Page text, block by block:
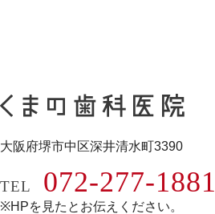
大阪府堺市中区深井清水町3390
TEL 072-277-1881
※HPを見たとお伝えください。